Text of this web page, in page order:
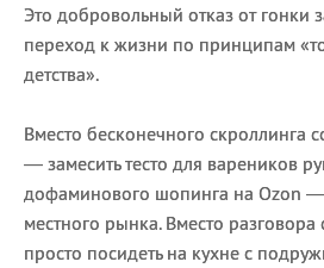
Это добровольный отказ от гонки
переход к жизни по принципам
детства».
Вместо бесконечного скроллинга
— замесить тесто для вареников
дофаминового шопинга на Ozon
местного рынка. Вместо
просто посидеть на кухне с